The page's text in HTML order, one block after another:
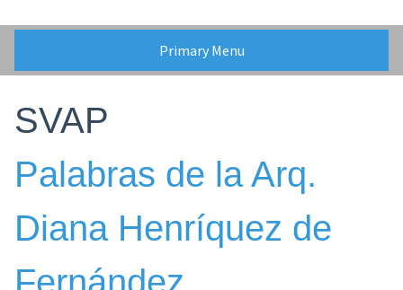
Primary Menu
SVAP
Palabras de la Arq.
Diana Henríquez de